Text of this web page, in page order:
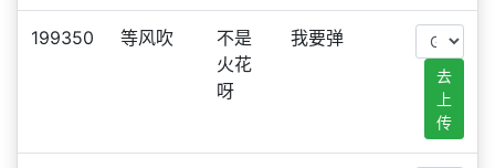
199350 等风吹
不是
火花
呀
我要弹
去
上
传